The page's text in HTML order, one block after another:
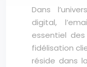
Dans
digital,
essentiel
fidélisation
réside dans